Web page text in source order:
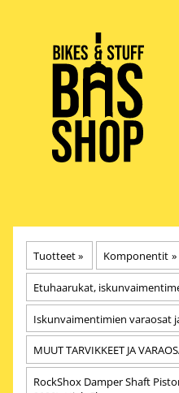
BIKES & STUFF
Tuotteet‪» Komponentit ‪»
Etuhaarukat,
Iskunvaimentimien varaosat
MUUT TARVIKKEET JA
RockShox Damper Shaft